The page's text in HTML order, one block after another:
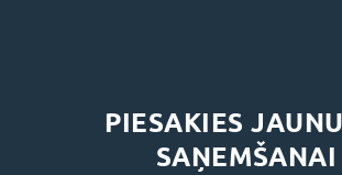
PIESAKIES
SAŅEMŠANAI